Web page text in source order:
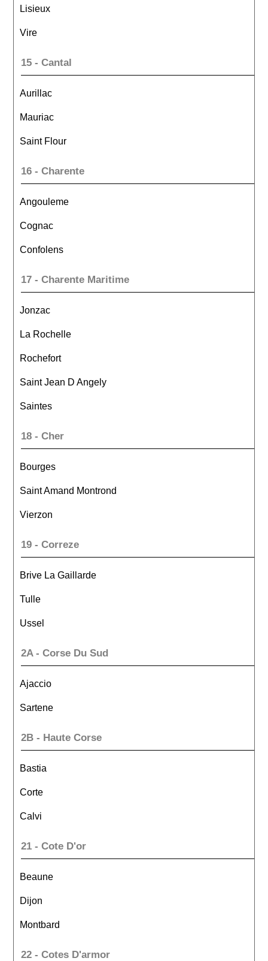
Lisieux
Vire
15 - Cantal
Aurillac
Mauriac
Saint Flour
16 - Charente
Angouleme
Cognac
Confolens
17 - Charente Maritime
Jonzac
La Rochelle
Rochefort
Saint Jean D Angely
Saintes
18 - Cher
Bourges
Saint Amand Montrond
Vierzon
19 - Correze
Brive La Gaillarde
Tulle
Ussel
2A - Corse Du Sud
Ajaccio
Sartene
2B - Haute Corse
Bastia
Corte
Calvi
21 - Cote D'or
Beaune
Dijon
Montbard
22 - Cotes D'armor